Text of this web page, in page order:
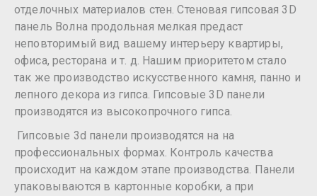
отделочных материалов стен. Стеновая гипсовая 3D
панель Волна продольная мелкая предаст
неповторимый вид вашему интерьеру квартиры,
офиса, ресторана и т. д. Нашим приоритетом стало
так же производство искусственного камня, панно и
лепного декора из гипса. Гипсовые 3D панели
производятся из высокопрочного гипса.
Гипсовые 3d панели производятся на на
профессиональных формах. Контроль качества
происходит на каждом этапе производства. Панели
упаковываются в картонные коробки, а при